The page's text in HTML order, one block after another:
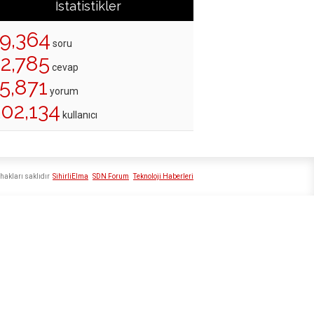
İstatistikler
soru
cevap
yorum
kullanıcı
SihirliElma SDN Forum Teknoloji Haberleri
saklıdır